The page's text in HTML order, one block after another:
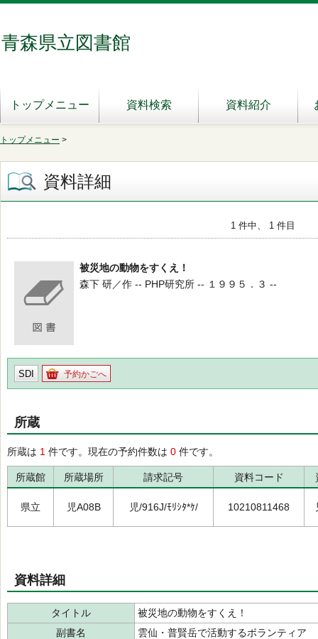
青森県立図書館
トップメニュー 資料検索 資料紹介
トップメニュー >
資料詳細
1 件中、 1 件目
被災地の動物をすくえ！
森下 研／作 -- PHP研究所 -- １９９５．３ --
SDI 予約かごへ
所蔵
所蔵は 1 件です。現在の予約件数は 0 件です。
所蔵館 所蔵場所 請求記号 資料コード
県立 児A08B 児/916J/ﾓﾘｼﾀ*ｹ/ 10210811468
資料詳細
タイトル
被災地の動物をすくえ！
副書名
雲仙・普賢岳で活動するボランティア